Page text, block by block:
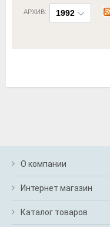
1992
АРХИВ:
О компании
Интернет магазин
Каталог товаров